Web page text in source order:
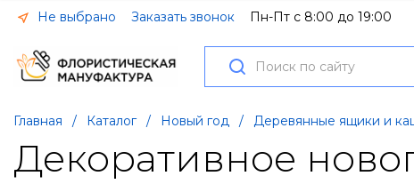
Не выбрано Заказать звонок Пн-Пт с 8:00 до 19:00
Главная / Каталог / Новый год / Деревянные ящики и
Декоративное